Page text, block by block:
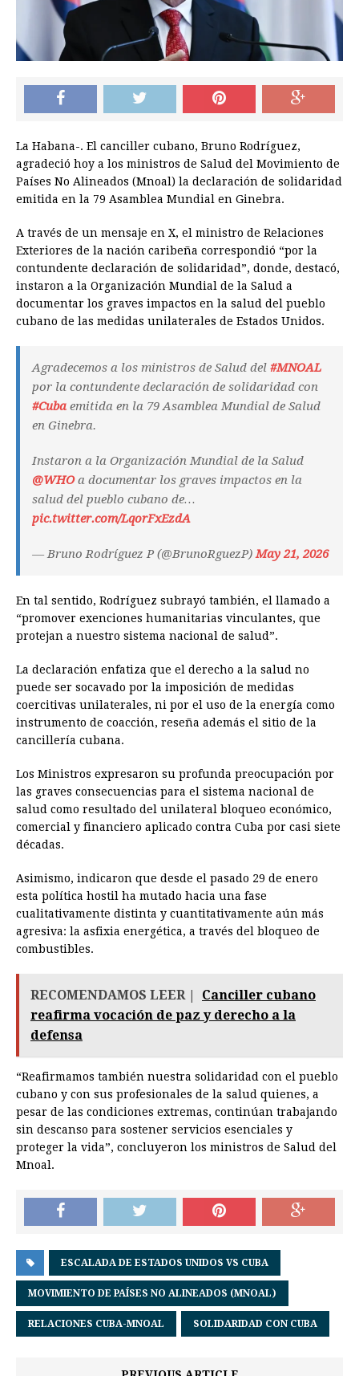
La Habana-. El canciller cubano, Bruno Rodríguez,
agradeció hoy a los ministros de Salud del Movimiento de
Países No Alineados (Mnoal) la declaración de solidaridad
emitida en la 79 Asamblea Mundial en Ginebra.
A través de un mensaje en X, el ministro de Relaciones
Exteriores de la nación caribeña correspondió “por la
contundente declaración de solidaridad”, donde, destacó,
instaron a la Organización Mundial de la Salud a
documentar los graves impactos en la salud del pueblo
cubano de las medidas unilaterales de Estados Unidos.
Agradecemos a los ministros de Salud del #MNOAL
por la contundente declaración de solidaridad con
#Cuba emitida en la 79 Asamblea Mundial de Salud
en Ginebra.
Instaron a la Organización Mundial de la Salud
@WHOa documentar los graves impactos en la
salud del pueblo cubano de…
pic.twitter.com/LqorFxEzdA
— Bruno Rodríguez P (@BrunoRguezP)May 21, 2026
En tal sentido, Rodríguez subrayó también, el llamado a
“promover exenciones humanitarias vinculantes, que
protejan a nuestro sistema nacional de salud”.
La declaración enfatiza que el derecho a la salud no
puede ser socavado por la imposición de medidas
coercitivas unilaterales, ni por el uso de la energía como
instrumento de coacción, reseña además el sitio de la
cancillería cubana.
Los Ministros expresaron su profunda preocupación por
las graves consecuencias para el sistema nacional de
salud como resultado del unilateral bloqueo económico,
comercial y financiero aplicado contra Cuba por casi siete
décadas.
Asimismo, indicaron que desde el pasado 29 de enero
esta política hostil ha mutado hacia una fase
cualitativamente distinta y cuantitativamente aún más
agresiva: la asfixia energética, a través del bloqueo de
combustibles.
RECOMENDAMOS LEER |
Canciller cubano
reafirma vocación de paz y derecho a la
defensa
“Reafirmamos también nuestra solidaridad con el pueblo
cubano y con sus profesionales de la salud quienes, a
pesar de las condiciones extremas, continúan trabajando
sin descanso para sostener servicios esenciales y
proteger la vida”, concluyeron los ministros de Salud del
Mnoal.
ESCALADA DE ESTADOS UNIDOS VS CUBA
MOVIMIENTO DE PAÍSES NO ALINEADOS (MNOAL)
RELACIONES CUBA-MNOAL SOLIDARIDAD CON CUBA